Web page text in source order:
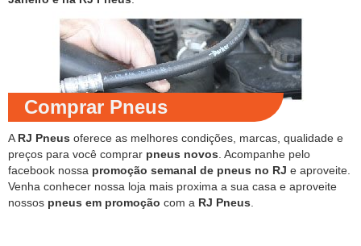
Comprar Pneus
A RJ Pneus oferece as melhores condições, marcas, qualidade e
preços para você comprar pneus novos . Acompanhe pelo
facebook nossa promoção semanal de pneus no RJ e aproveite.
Venha conhecer nossa loja mais proxima a sua casa e aproveite
nossos pneus em promoção com a RJ Pneus